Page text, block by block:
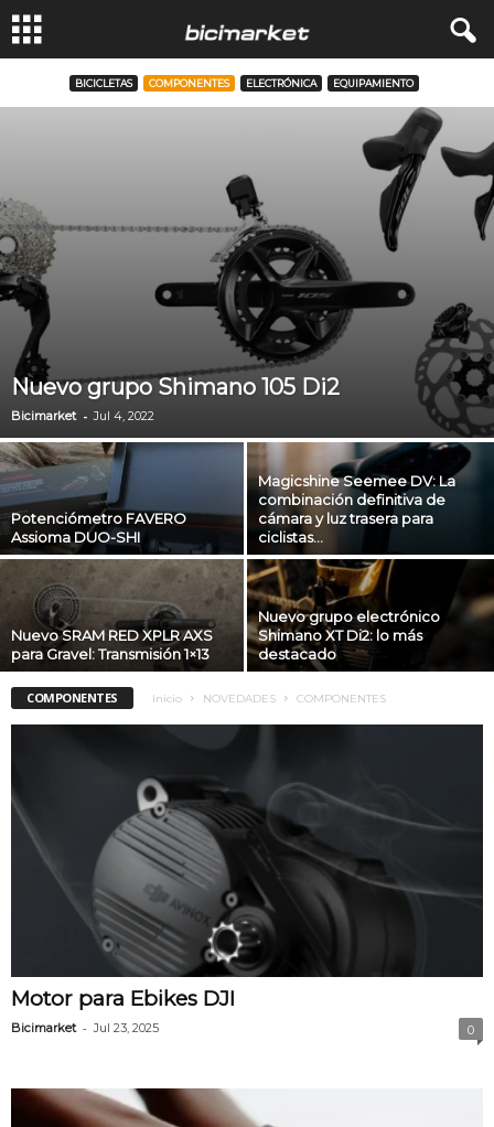
BICICLETAS COMPONENTES ELECTRÓNICA EQUIPAMIENTO
Nuevo grupo Shimano 105 Di2
Bicimarket - Jul 4, 2022
Potenciómetro FAVERO
Assioma DUO-SHI
Magicshine Seemee DV: La
combinación definitiva de
cámara y luz trasera para
ciclistas...
Nuevo SRAM RED XPLR AXS
para Gravel: Transmisión 1×13
Nuevo grupo electrónico
Shimano XT Di2: lo más
destacado
COMPONENTES Inicio NOVEDADES COMPONENTES
Motor para Ebikes DJI
Bicimarket - Jul 23, 2025 0